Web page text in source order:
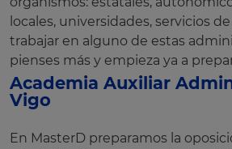
locales, universidades, servicios
trabajar en alguno de estas
pienses más y empieza ya a
Academia Auxiliar
Vigo
En MasterD preparamos la